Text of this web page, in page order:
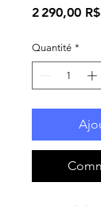
2 290,00 R$
Quantité *